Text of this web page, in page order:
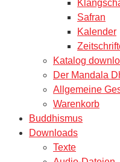
Safran
Kalender
Katalog
Der Mandala
Allgemeine
Warenkorb
Buddhismus
Downloads
Texte